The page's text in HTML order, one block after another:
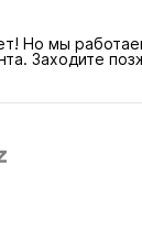
Но мы
Заходите